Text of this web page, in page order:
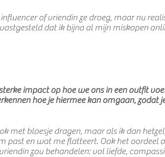
of vriendin ze droeg, maar nu
dat ik bijna al mijn miskopen
impact op hoe we ons in een outfit
hoe je hiermee kan omgaan,
met bloesje dragen, maar als ik dan
past en wat me flatteert. Ook het oordeel
zou behandelen: vol liefde,